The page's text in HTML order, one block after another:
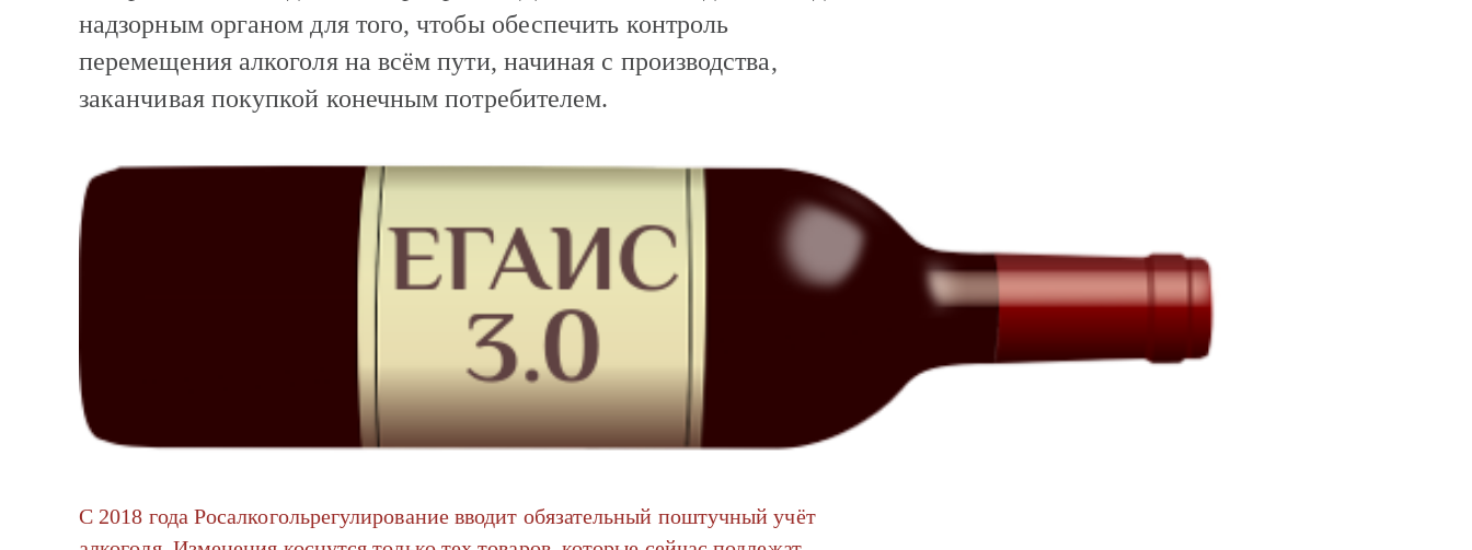
надзорным органом для того, чтобы обеспечить контроль
перемещения алкоголя на всём пути, начиная с производства,
заканчивая покупкой конечным потребителем.
С 2018 года Росалкогольрегулирование вводит обязательный поштучный учёт